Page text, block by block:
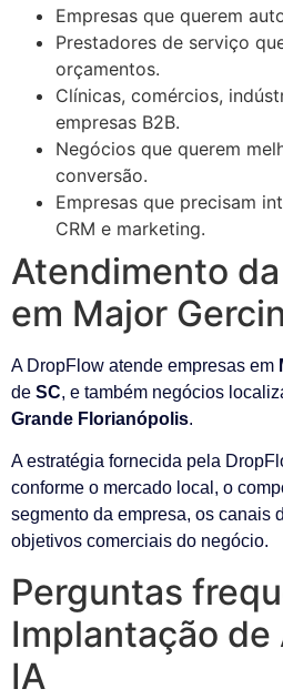
Empresas que querem
Prestadores de serviço
orçamentos.
Clínicas, comércios,
empresas B2B.
Negócios que querem
conversão.
Empresas que precisam
CRM e marketing.
Atendimento
em Major
A DropFlow atende empresas em
de SC, e também negócios
Grande Florianópolis.
A estratégia fornecida pela
conforme o mercado local, o
segmento da empresa, os canais
objetivos comerciais do negócio.
Perguntas
Implantação
IA